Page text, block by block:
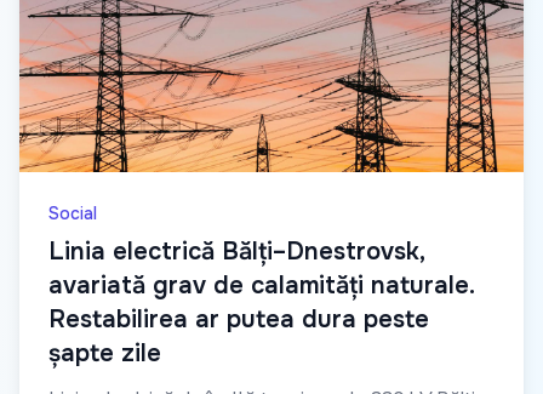
Social
Linia electrică Bălți–Dnestrovsk,
avariată grav de calamități naturale.
Restabilirea ar putea dura peste
șapte zile